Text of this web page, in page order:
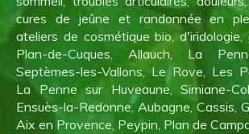
cures de jeûne et randonnée en
ateliers de cosmétique bio, d'iridologie,
Plan-de-Cuques, Allauch, La
Septèmes-les-Vallons, Le Rove, Les
La Penne sur Huveaune, Simiane-
Ensuès-la-Redonne, Aubagne, Cassis,
Aix en Provence, Peypin, Plan de